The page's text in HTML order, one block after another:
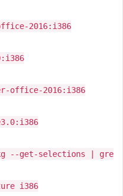
2016:i386
office-2016:i386
--get-selections | gre
i386